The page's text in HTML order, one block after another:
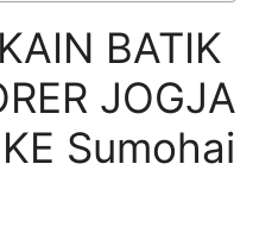
BATIK
JOGJA
Sumohai